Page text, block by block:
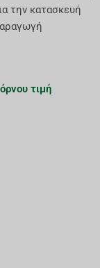
την κατασκευή
τιμή